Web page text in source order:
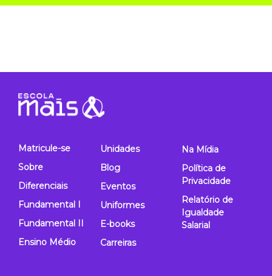
Matricule-se
Sobre
Diferenciais
Fundamental I
Fundamental II
Ensino Médio
Unidades
Blog
Eventos
Uniformes
E-books
Carreiras
Na Mídia
Política de
Privacidade
Relatório de
Igualdade
Salarial